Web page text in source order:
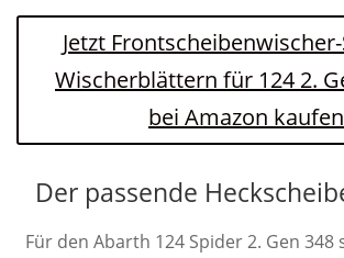
Jetzt
Wischerblättern für 124 2.
bei Amazon kaufen
Der passende
Für den Abarth 124 Spider 2. Gen